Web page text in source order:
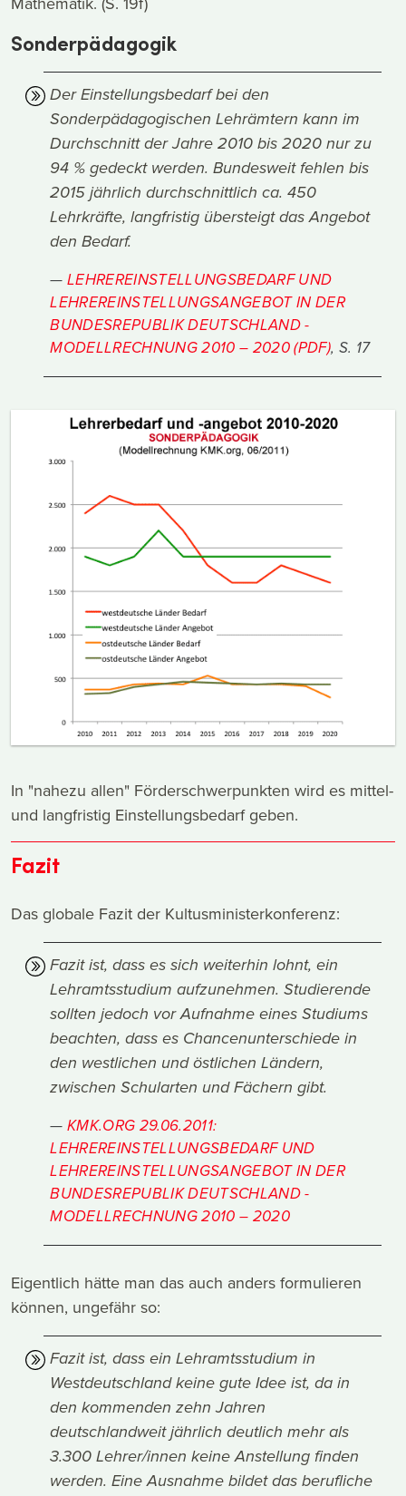
Sonderpädagogik
Der Einstellungsbedarf bei den
Sonderpädagogischen Lehrämtern kann im
Durchschnitt der Jahre 2010 bis 2020 nur zu
94 % gedeckt werden. Bundesweit fehlen bis
2015 jährlich durchschnittlich ca. 450
Lehrkräfte, langfristig übersteigt das Angebot
den Bedarf.
LEHREREINSTELLUNGSBEDARF UND
LEHREREINSTELLUNGSANGEBOT IN DER
BUNDESREPUBLIK DEUTSCHLAND -
MODELLRECHNUNG 2010 – 2020 (PDF), S. 17
In "nahezu allen" Förderschwerpunkten wird es mittel-
und langfristig Einstellungsbedarf geben.
Fazit
Das globale Fazit der Kultusministerkonferenz:
Fazit ist, dass es sich weiterhin lohnt, ein
Lehramtsstudium aufzunehmen. Studierende
sollten jedoch vor Aufnahme eines Studiums
beachten, dass es Chancenunterschiede in
den westlichen und östlichen Ländern,
zwischen Schularten und Fächern gibt.
KMK.ORG 29.06.2011:
LEHREREINSTELLUNGSBEDARF UND
LEHREREINSTELLUNGSANGEBOT IN DER
BUNDESREPUBLIK DEUTSCHLAND -
MODELLRECHNUNG 2010 – 2020
Eigentlich hätte man das auch anders formulieren
können, ungefähr so:
Fazit ist, dass ein Lehramtsstudium in
Westdeutschland keine gute Idee ist, da in
den kommenden zehn Jahren
deutschlandweit jährlich deutlich mehr als
3.300 Lehrer/innen keine Anstellung finden
werden. Eine Ausnahme bildet das berufliche